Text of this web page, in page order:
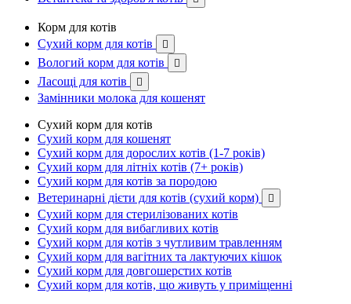
Корм для котів
Сухий корм для котів

Вологий корм для котів 
Ласощі для котів 
Замінники молока для кошенят
Сухий корм для котів
Сухий корм для кошенят
Сухий корм для дорослих котів (1-7 років)
Сухий корм для літніх котів (7+ років)
Сухий корм для котів за породою
Ветеринарні дієти для котів (сухий корм)

Сухий корм для стерилізованих котів
Сухий корм для вибагливих котів
Сухий корм для котів з чутливим травленням
Сухий корм для вагітних та лактуючих кішок
Сухий корм для довгошерстих котів
Сухий корм для котів, що живуть у приміщенні